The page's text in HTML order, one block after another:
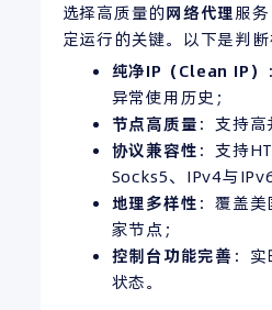
选择高质量的网络代理服
定运行的关键。以下是判断
纯净IP （Clean IP）
异常使用历史；
节点高质量：支持高
协议兼容性：支持
Socks5、IPv4与IPv6
地理多样性：覆盖
家节点；
控制台功能完善 ：
状态。